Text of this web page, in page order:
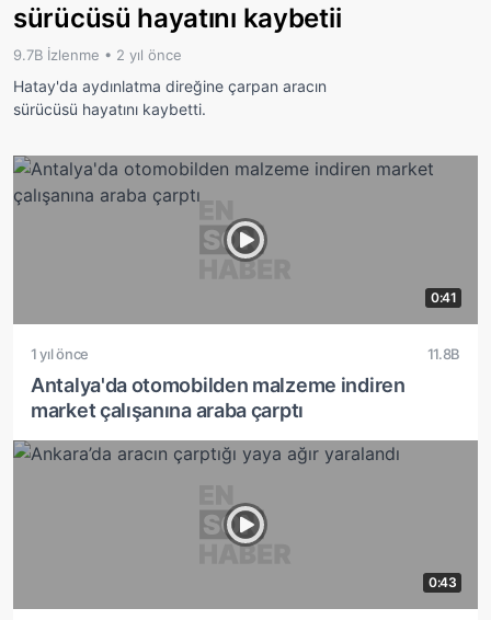
sürücüsü hayatını kaybetii
9.7B İzlenme • 2 yıl önce
Hatay'da aydınlatma direğine çarpan aracın
sürücüsü hayatını kaybetti.
0:41
1 yıl önce 11.8B
Antalya'da otomobilden malzeme indiren
market çalışanına araba çarptı
0:43